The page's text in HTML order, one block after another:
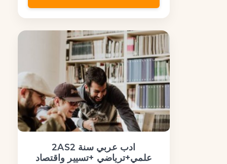
2ASادب عربي سنة 2
علمي+ترياضي +تسيير واقتصاد